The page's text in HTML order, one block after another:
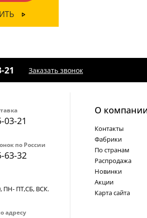
21 Заказать звонок
03-21
по России
63-32
ПН- ПТ,СБ, ВСК.
адресу
О
Контакты
Фабрики
По странам
Распродажа
Новинки
Акции
Карта сайта